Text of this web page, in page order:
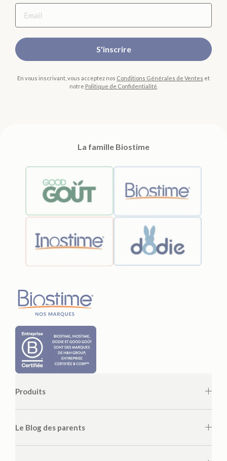
S'inscrire
En vous inscrivant, vous acceptez nos Conditions Générales de Ventes et
notre Politique de Confidentialité
La famille Biostime
Produits
Le Blog des parents